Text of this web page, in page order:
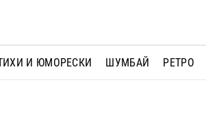
И ЮМОРЕСКИ ШУМБАЙ РЕТРО